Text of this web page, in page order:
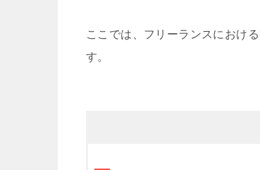
ここでは、フリーランスにおけ
す。